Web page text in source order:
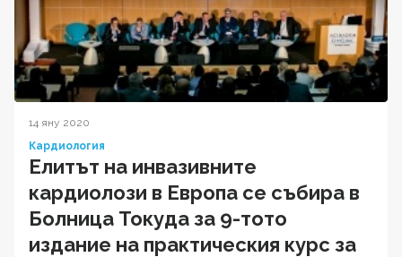
14 яну 2020
Кардиология
Елитът на инвазивните
кардиолози в Европа се събира в
Болница Токуда за 9-тото
издание на практическия курс за